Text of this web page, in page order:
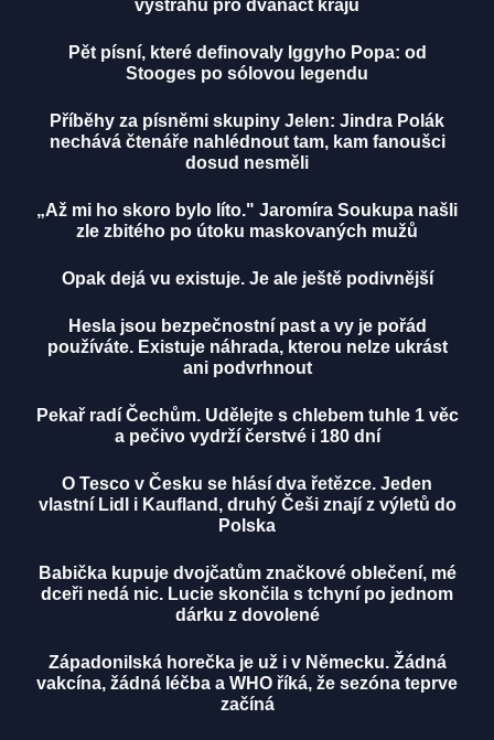
výstrahu pro dvanáct krajů
Pět písní, které definovaly Iggyho Popa: od
Stooges po sólovou legendu
Příběhy za písněmi skupiny Jelen: Jindra Polák
nechává čtenáře nahlédnout tam, kam fanoušci
dosud nesměli
„Až mi ho skoro bylo líto." Jaromíra Soukupa našli
zle zbitého po útoku maskovaných mužů
Opak dejá vu existuje. Je ale ještě podivnější
Hesla jsou bezpečnostní past a vy je pořád
používáte. Existuje náhrada, kterou nelze ukrást
ani podvrhnout
Pekař radí Čechům. Udělejte s chlebem tuhle 1 věc
a pečivo vydrží čerstvé i 180 dní
O Tesco v Česku se hlásí dva řetězce. Jeden
vlastní Lidl i Kaufland, druhý Češi znají z výletů do
Polska
Babička kupuje dvojčatům značkové oblečení, mé
dceři nedá nic. Lucie skončila s tchyní po jednom
dárku z dovolené
Západonilská horečka je už i v Německu. Žádná
vakcína, žádná léčba a WHO říká, že sezóna teprve
začíná